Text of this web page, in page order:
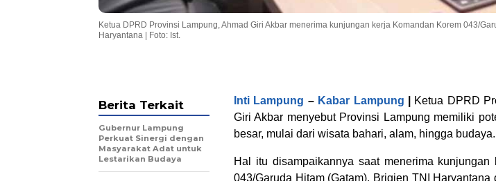
Ketua DPRD Provinsi Lampung, Ahmad Giri Akbar menerima kunjungan kerja Komandan Korem 043/
Haryantana | Foto: Ist.
Inti Lampung – Kabar Lampung
Ketua DPRD
Giri Akbar menyebut Provinsi Lampung memiliki
besar, mulai dari wisata bahari, alam, hingga budaya.
Hal itu disampaikannya saat menerima kunjungan
043/Garuda Hitam (Gatam), Brigjen TNI
Berita Terkait
Gubernur Lampung
Perkuat Sinergi dengan
Masyarakat Adat untuk
Lestarikan Budaya